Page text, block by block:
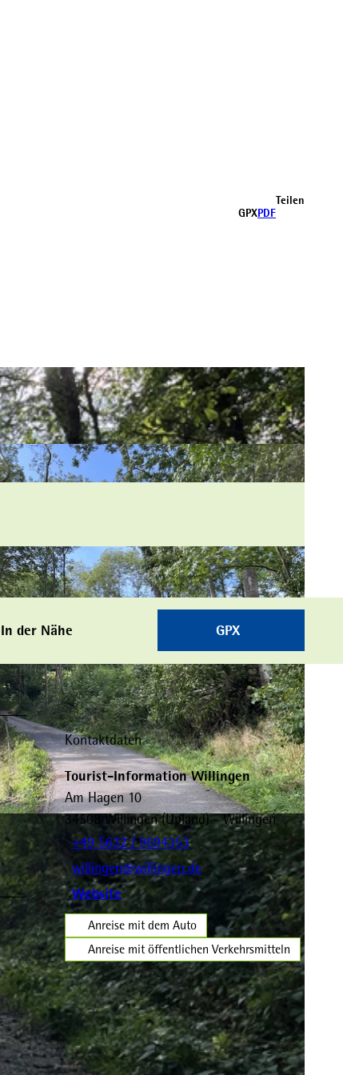
GPXPDF
Teilen
In der Nähe GPX
Kontaktdaten
Tourist-Information Willingen
Am Hagen 10
34508Willingen (Upland)- Willingen
+49 5632 / 9694353
willingen@willingen.de
Website
Anreise mit dem Auto
Anreise mit öffentlichen Verkehrsmitteln